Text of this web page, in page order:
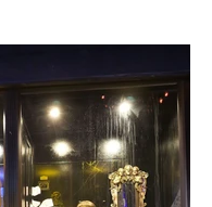
tiempos en un concierto en
pleno, coro y una
puesta en escena pensada
pa